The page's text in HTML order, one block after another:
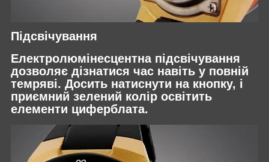
Підсвічування
Електролюмінесцентна підсвічування
дозволяє дізнатися час навіть у повній
темряві. Досить натиснути на кнопку, і
приємний зелений колір освітить
елементи циферблата.